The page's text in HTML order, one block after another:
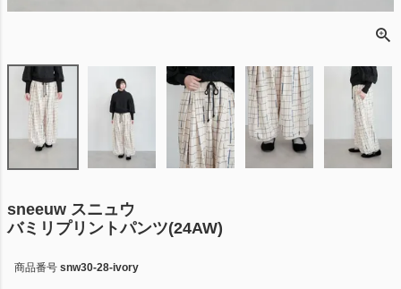
sneeuw スニュウ
バミリプリントパンツ(24AW)
商品番号 snw30-28-ivory